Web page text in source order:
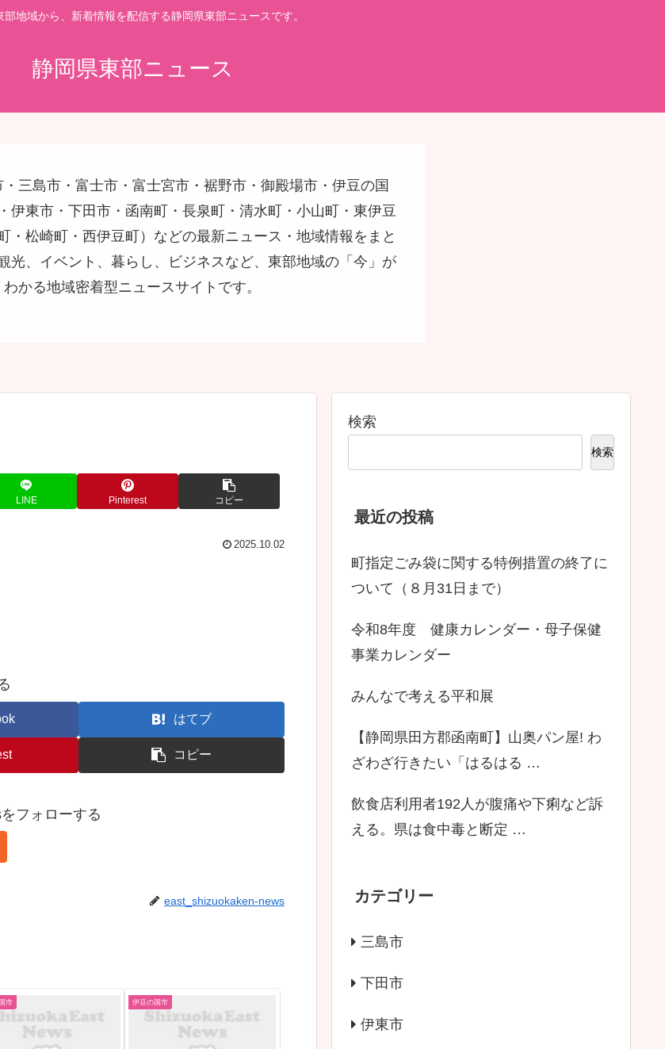
部地域から、新着情報を配信する静岡県東部ニュースです。
静岡県東部ニュース
三島市・富士市・富士宮市・裾野市・御殿場市・伊豆の国
伊東市・下田市・函南町・長泉町・清水町・小山町・東伊豆
・松崎町・西伊豆町）などの最新ニュース・地域情報をまと
光、イベント、暮らし、ビジネスなど、東部地域の「今」が
わかる地域密着型ニュースサイトです。
LINE Pinterest コピー
2025.10.02
はてブ
コピー
フォローする
east_shizuokaken-news
市 伊豆の国市
検索
検索
最近の投稿
町指定ごみ袋に関する特例措置の終了に
ついて（８月31日まで）
令和8年度 健康カレンダー・母子保健
事業カレンダー
みんなで考える平和展
【静岡県田方郡函南町】山奥パン屋! わ
ざわざ行きたい「はるはる …
飲食店利用者192人が腹痛や下痢など訴
える。県は食中毒と断定 …
カテゴリー
三島市
下田市
伊東市